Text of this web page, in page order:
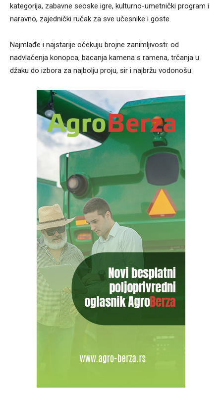
kategorija, zabavne seoske igre, kulturno-umetnički program i
naravno, zajednički ručak za sve učesnike i goste.
Najmlađe i najstarije očekuju brojne zanimljivosti: od
nadvlačenja konopca, bacanja kamena s ramena, trčanja u
džaku do izbora za najbolju proju, sir i najbržu vodonošu.